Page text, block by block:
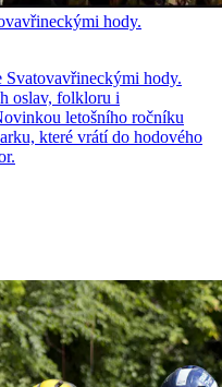
hody.
Svatovavřineckými hody.
oslav, folkloru i
letošního ročníku
které vrátí do hodového